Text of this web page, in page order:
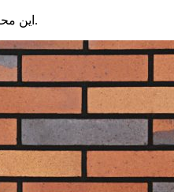
این محصول از خط تولید خارج شده است.